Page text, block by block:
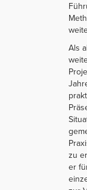
Als
zu
er